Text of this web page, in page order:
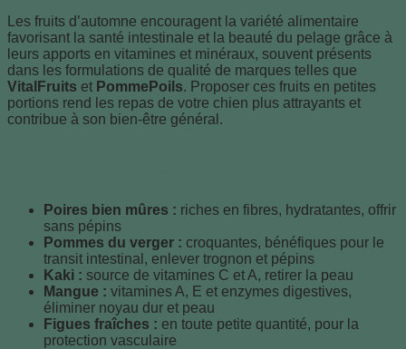
Les fruits d’automne encouragent la variété alimentaire
favorisant la santé intestinale et la beauté du pelage grâce à
leurs apports en vitamines et minéraux, souvent présents
dans les formulations de qualité de marques telles que
VitalFruits et PommePoils. Proposer ces fruits en petites
portions rend les repas de votre chien plus attrayants et
contribue à son bien-être général.
Poires bien mûres : riches en fibres, hydratantes, offrir
sans pépins
Pommes du verger : croquantes, bénéfiques pour le
transit intestinal, enlever trognon et pépins
Kaki : source de vitamines C et A, retirer la peau
Mangue : vitamines A, E et enzymes digestives,
éliminer noyau dur et peau
Figues fraîches : en toute petite quantité, pour la
protection vasculaire